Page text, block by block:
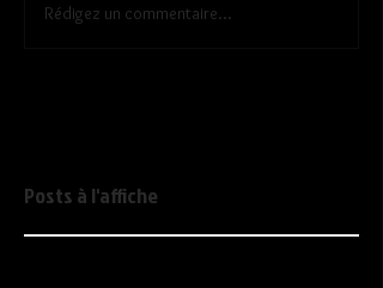
Rédigez un commentaire...
Posts à l'affiche